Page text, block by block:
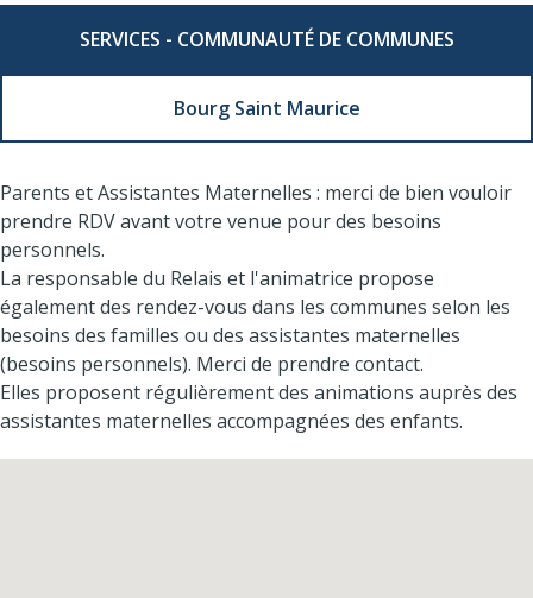
SERVICES - COMMUNAUTÉ DE COMMUNES
Bourg Saint Maurice
Parents et Assistantes Maternelles : merci de bien vouloir
prendre RDV avant votre venue pour des besoins
personnels.
La responsable du Relais et l'animatrice propose
également des rendez-vous dans les communes selon les
besoins des familles ou des assistantes maternelles
(besoins personnels). Merci de prendre contact.
Elles proposent régulièrement des animations auprès des
assistantes maternelles accompagnées des enfants.